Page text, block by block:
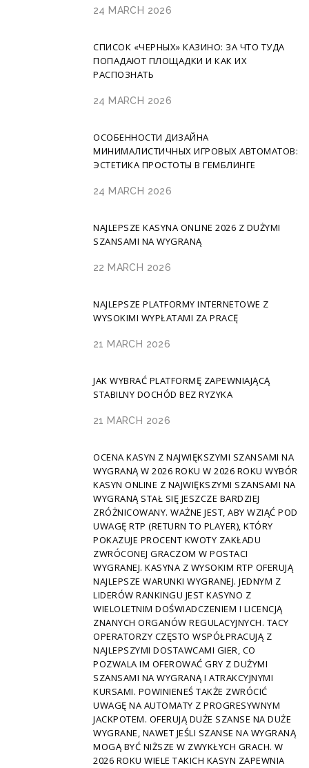
24 MARCH 2026
СПИСОК «ЧЕРНЫХ» КАЗИНО: ЗА ЧТО ТУДА
ПОПАДАЮТ ПЛОЩАДКИ И КАК ИХ
РАСПОЗНАТЬ
24 MARCH 2026
ОСОБЕННОСТИ ДИЗАЙНА
МИНИМАЛИСТИЧНЫХ ИГРОВЫХ АВТОМАТОВ:
ЭСТЕТИКА ПРОСТОТЫ В ГЕМБЛИНГЕ
24 MARCH 2026
NAJLEPSZE KASYNA ONLINE 2026 Z DUŻYMI
SZANSAMI NA WYGRANĄ
22 MARCH 2026
NAJLEPSZE PLATFORMY INTERNETOWE Z
WYSOKIMI WYPŁATAMI ZA PRACĘ
21 MARCH 2026
JAK WYBRAĆ PLATFORMĘ ZAPEWNIAJĄCĄ
STABILNY DOCHÓD BEZ RYZYKA
21 MARCH 2026
OCENA KASYN Z NAJWIĘKSZYMI SZANSAMI NA
WYGRANĄ W 2026 ROKU W 2026 ROKU WYBÓR
KASYN ONLINE Z NAJWIĘKSZYMI SZANSAMI NA
WYGRANĄ STAŁ SIĘ JESZCZE BARDZIEJ
ZRÓŻNICOWANY. WAŻNE JEST, ABY WZIĄĆ POD
UWAGĘ RTP (RETURN TO PLAYER), KTÓRY
POKAZUJE PROCENT KWOTY ZAKŁADU
ZWRÓCONEJ GRACZOM W POSTACI
WYGRANEJ. KASYNA Z WYSOKIM RTP OFERUJĄ
NAJLEPSZE WARUNKI WYGRANEJ. JEDNYM Z
LIDERÓW RANKINGU JEST KASYNO Z
WIELOLETNIM DOŚWIADCZENIEM I LICENCJĄ
ZNANYCH ORGANÓW REGULACYJNYCH. TACY
OPERATORZY CZĘSTO WSPÓŁPRACUJĄ Z
NAJLEPSZYMI DOSTAWCAMI GIER, CO
POZWALA IM OFEROWAĆ GRY Z DUŻYMI
SZANSAMI NA WYGRANĄ I ATRAKCYJNYMI
KURSAMI. POWINIENEŚ TAKŻE ZWRÓCIĆ
UWAGĘ NA AUTOMATY Z PROGRESYWNYM
JACKPOTEM. OFERUJĄ DUŻE SZANSE NA DUŻE
WYGRANE, NAWET JEŚLI SZANSE NA WYGRANĄ
MOGĄ BYĆ NIŻSZE W ZWYKŁYCH GRACH. W
2026 ROKU WIELE TAKICH KASYN ZAPEWNIA